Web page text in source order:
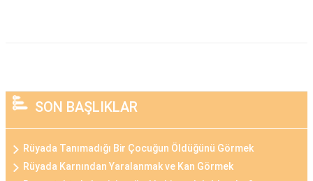
SON BAŞLIKLAR
Rüyada Tanımadığı Bir Çocuğun Öldüğünü Görmek
Rüyada Karnından Yaralanmak ve Kan Görmek